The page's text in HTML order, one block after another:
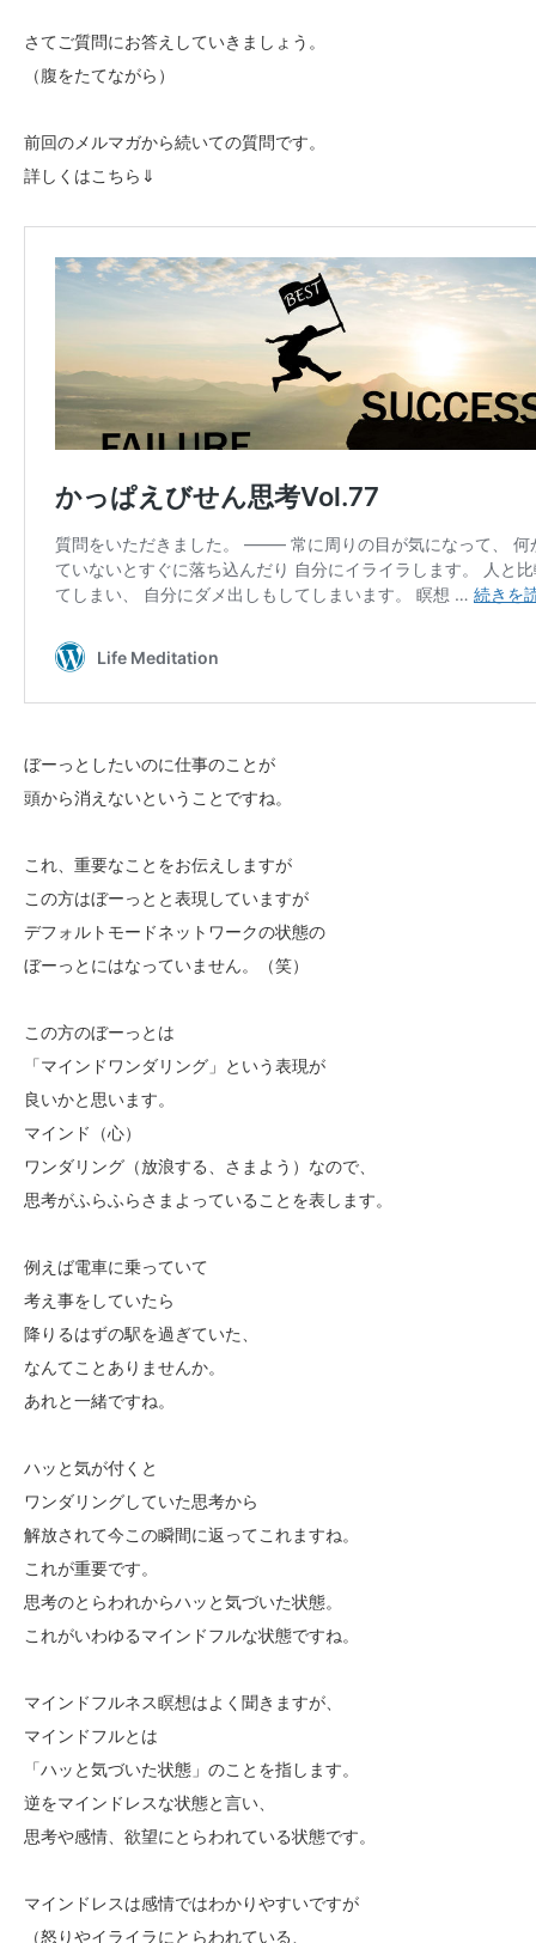
さてご質問にお答えしていきましょう。
（腹をたてながら）
前回のメルマガから続いての質問です。
詳しくはこちら⇓
ぼーっとしたいのに仕事のことが
頭から消えないということですね。
これ、重要なことをお伝えしますが
この方はぼーっとと表現していますが
デフォルトモードネットワークの状態の
ぼーっとにはなっていません。（笑）
この方のぼーっとは
「マインドワンダリング」という表現が
良いかと思います。
マインド（心）
ワンダリング（放浪する、さまよう）なので、
思考がふらふらさまよっていることを表します。
例えば電車に乗っていて
考え事をしていたら
降りるはずの駅を過ぎていた、
なんてことありませんか。
あれと一緒ですね。
ハッと気が付くと
ワンダリングしていた思考から
解放されて今この瞬間に返ってこれますね。
これが重要です。
思考のとらわれからハッと気づいた状態。
これがいわゆるマインドフルな状態ですね。
マインドフルネス瞑想はよく聞きますが、
マインドフルとは
「ハッと気づいた状態」のことを指します。
逆をマインドレスな状態と言い、
思考や感情、欲望にとらわれている状態です。
マインドレスは感情ではわかりやすいですが
（怒りやイライラにとらわれている、